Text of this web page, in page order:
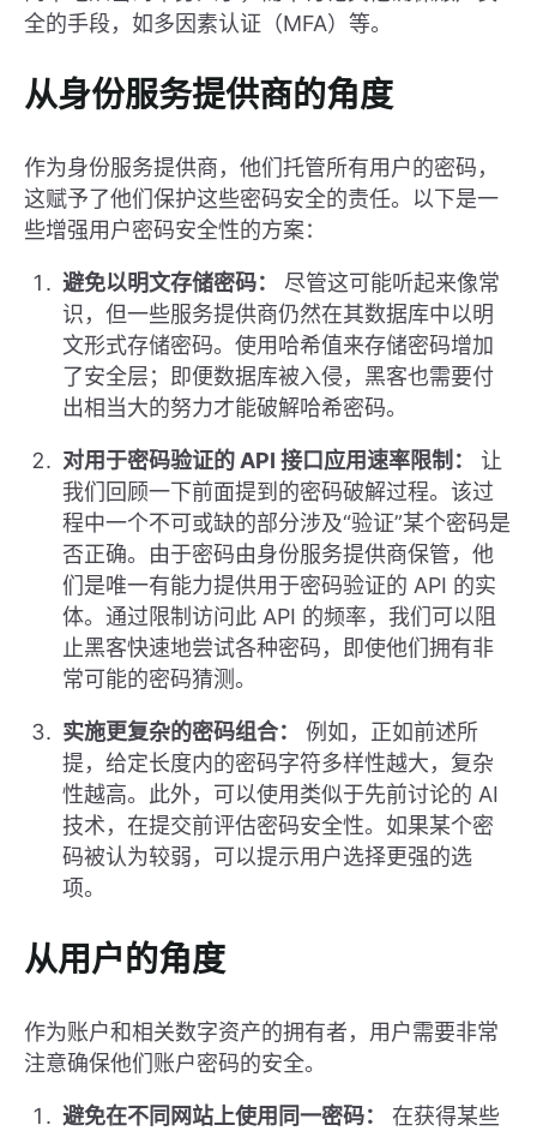
全的手段，如多因素认证（MFA）等。
从身份服务提供商的角度
作为身份服务提供商，他们托管所有用户的密码，
这赋予了他们保护这些密码安全的责任。以下是一
些增强用户密码安全性的方案：
避免以明文存储密码：
尽管这可能听起来像常
识，但一些服务提供商仍然在其数据库中以明
文形式存储密码。使用哈希值来存储密码增加
了安全层；即便数据库被入侵，黑客也需要付
出相当大的努力才能破解哈希密码。
对用于密码验证的 API 接口应用速率限制：
让
我们回顾一下前面提到的密码破解过程。该过
程中一个不可或缺的部分涉及“验证”某个密码是
否正确。由于密码由身份服务提供商保管，他
们是唯一有能力提供用于密码验证的 API 的实
体。通过限制访问此 API 的频率，我们可以阻
止黑客快速地尝试各种密码，即使他们拥有非
常可能的密码猜测。
实施更复杂的密码组合：
例如，正如前述所
提，给定长度内的密码字符多样性越大，复杂
性越高。此外，可以使用类似于先前讨论的 AI
技术，在提交前评估密码安全性。如果某个密
码被认为较弱，可以提示用户选择更强的选
项。
从用户的角度
作为账户和相关数字资产的拥有者，用户需要非常
注意确保他们账户密码的安全。
避免在不同网站上使用同一密码：
在获得某些